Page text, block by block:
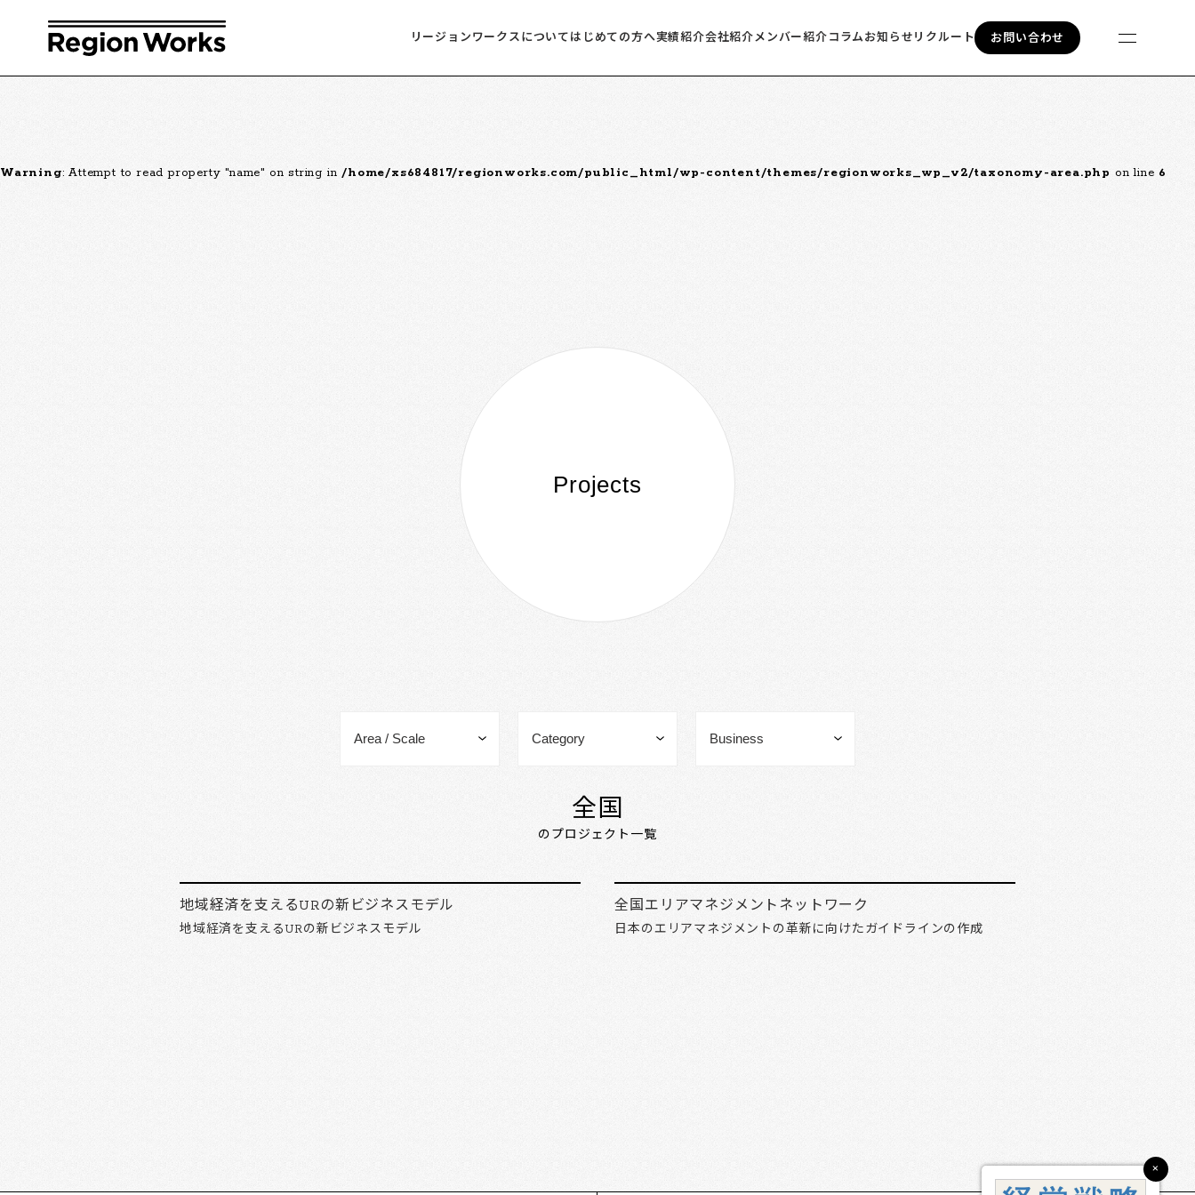
リージョンワークスについて はじめての方へ実績紹介会社紹介メンバー紹介 コラムお知らせ リクルート お問い合わせ
Warning: Attempt to read property "name" on string in/home/xs684817/regionworks.com/public_html/wp-content/themes/regionworks_wp_v2/taxonomy-area.php on line 6
Projects
Area / Scale Category Business
全国
のプロジェクト一覧
地域経済を支えるURの新ビジネスモデル
地域経済を支えるURの新ビジネスモデル
全国エリアマネジメントネットワーク
日本のエリアマネジメントの革新に向けたガイドラインの作成
×